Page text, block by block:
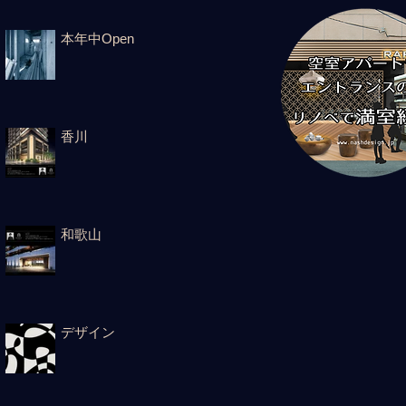
本年中Open
香川
和歌山
デザイン